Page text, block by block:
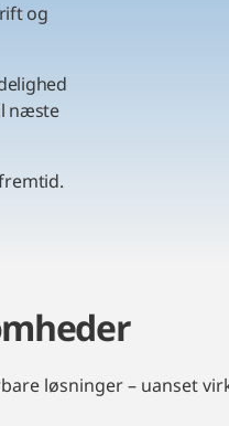
og
næste
løsninger – uanset